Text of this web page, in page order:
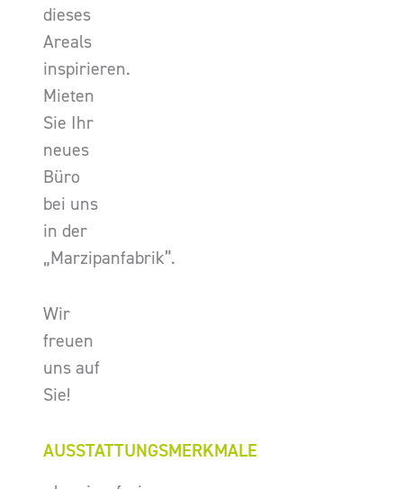
dieses
Areals
inspirieren.
Mieten
Sie Ihr
neues
Büro
bei uns
in der
„Marzipanfabrik”.
Wir
freuen
uns auf
Sie!
AUSSTATTUNGSMERKMALE